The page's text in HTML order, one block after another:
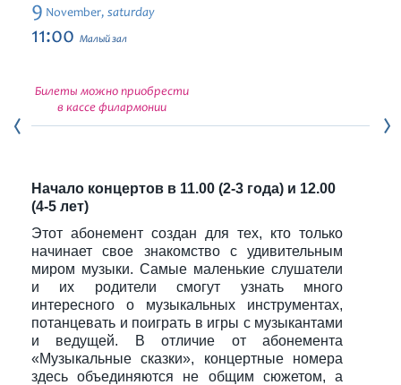
Festivals
9 November, saturday
11:00 Малый зал
Билеты можно приобрести
в кассе филармонии
Начало концертов в 11.00 (2-3 года) и 12.00
(4-5 лет)
Этот абонемент создан для тех, кто только
начинает свое знакомство с удивительным
миром музыки. Самые маленькие слушатели
и их родители смогут узнать много
интересного о музыкальных инструментах,
потанцевать и поиграть в игры с музыкантами
и ведущей. В отличие от абонемента
«Музыкальные сказки», концертные номера
здесь объединяются не общим сюжетом, а